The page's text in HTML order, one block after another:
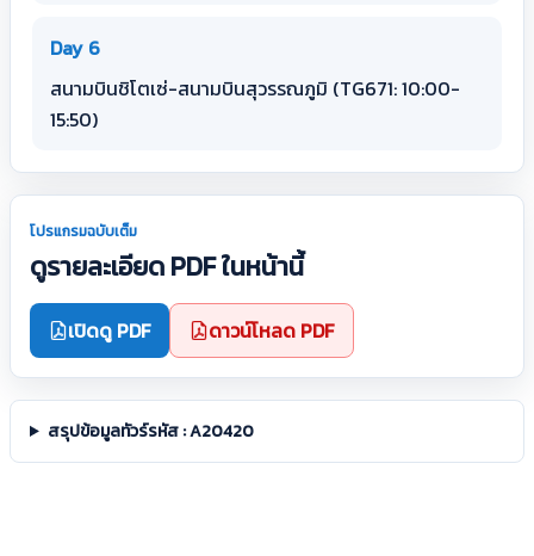
Day 6
สนามบินชิโตเซ่-สนามบินสุวรรณภูมิ (TG671: 10:00-
15:50)
โปรแกรมฉบับเต็ม
ดูรายละเอียด PDF ในหน้านี้
เปิดดู PDF ดาวน์โหลด PDF
สรุปข้อมูลทัวร์รหัส : A20420